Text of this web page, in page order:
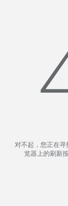
对不起，您正在
览器上的刷新